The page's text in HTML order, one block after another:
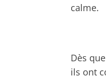
calme.
Dès
ils ont